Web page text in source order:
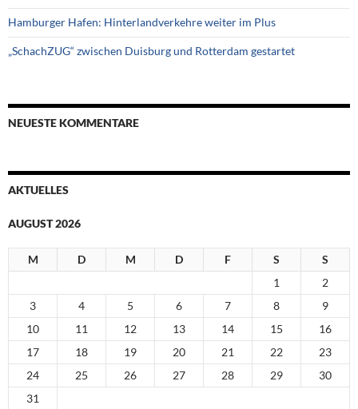
Hamburger Hafen: Hinterlandverkehre weiter im Plus
„SchachZUG“ zwischen Duisburg und Rotterdam gestartet
NEUESTE KOMMENTARE
AKTUELLES
AUGUST 2026
M D M D F S
S
1
2
3
4 5 6 7 8
9
10
11 12 13 14 15
16
17
18 19 20 21 22
23
24
25 26 27 28 29
30
31